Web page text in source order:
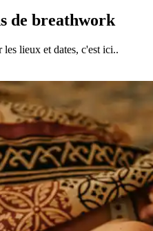
de breathwork
lieux et dates, c'est ici..